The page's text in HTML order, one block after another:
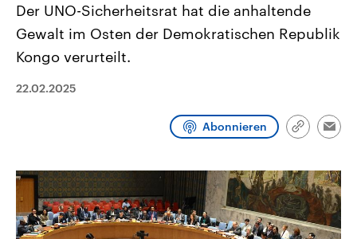
Landtagswahl Sachsen-Anhalt
2026
Sachsen-Anhalt wählt am 6.
Bundesland von einer Koalition aus
und Hintergründe zu den Parteien
und Kandidaten der anstehenden
Wahl.
den mächtigsten Ländern
mit großem Einfluss auf
aktuelle Weltgeschehen.
Sendungen Programm Podcasts
Audio-Archiv
Der UNO-Sicherheitsrat hat die anhaltende
Gewalt im Osten der Demokratischen Republik
Kongo verurteilt.
22.02.2025
Abonnieren
Link